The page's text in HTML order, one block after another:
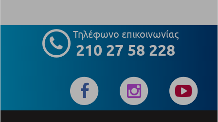
Τηλέφωνο επικοινωνίας
210 27 58 228